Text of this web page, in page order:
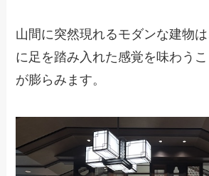
山間に突然現れるモダンな建物
に足を踏み入れた感覚を味わう
が膨らみます。